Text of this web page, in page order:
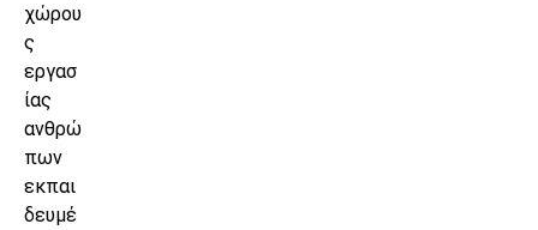
χώρου
ς
εργασ
ίας
ανθρώ
πων
εκπαι
δευμέ